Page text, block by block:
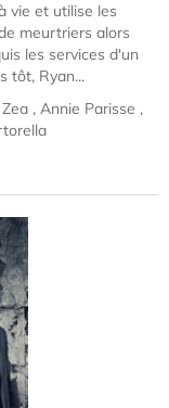
vie et utilise les
meurtriers alors
les services d'un
tôt, Ryan...
, Annie Parisse ,